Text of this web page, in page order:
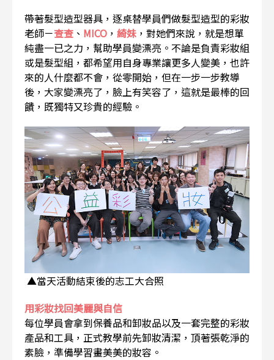
帶著髮型造型器具，逐桌替學員們做髮型造型的彩妝
老師－查查 、 MICO ， 綺妹 ，對她們來說，就是想單
純盡一已之力，幫助學員變漂亮。不論是負責彩妝組
或是髮型組，都希望用自身專業讓更多人變美，也許
來的人什麼都不會，從零開始，但在一步一步教導
後，大家變漂亮了，臉上有笑容了，這就是最棒的回
饋，既獨特又珍貴的經驗。
▲當天活動結束後的志工大合照
用彩妝找回美麗與自信
每位學員會拿到保養品和卸妝品以及一套完整的彩妝
產品和工具，正式教學前先卸妝清潔，頂著張乾淨的
素臉，準備學習畫美美的妝容。